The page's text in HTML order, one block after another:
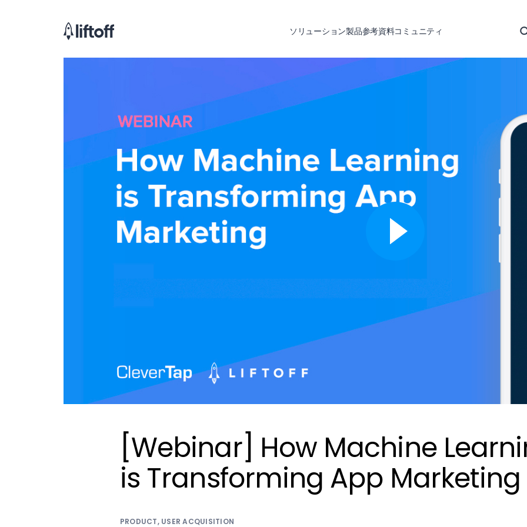
ソリューション製品参考資料コミュニティ
[Webinar] How Machine
is Transforming App Marketing
PRODUCT, USER ACQUISITION